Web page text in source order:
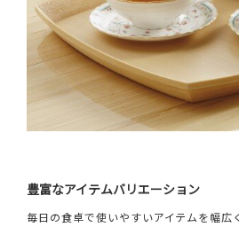
豊富なアイテムバリエーション
毎日の食卓で使いやすいアイテムを幅広